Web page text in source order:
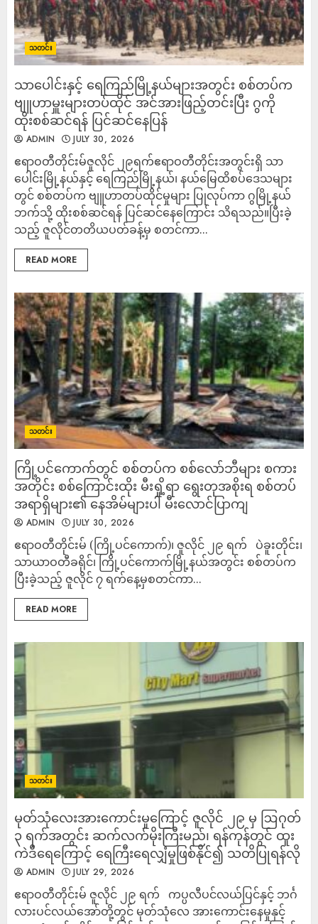
သတင်း
သာပေါင်းနှင့် ရေကြည်မြို့နယ်များအတွင်း စစ်တပ်က
ဗျူဟာမှူးများတပ်ထိုင် အင်အားဖြည့်တင်းပြီး ဂွကို
ထိုးစစ်ဆင်ရန် ပြင်ဆင်နေပြန်
ADMIN JULY 30, 2026
‎ဧရာဝတီတိုင်းမ်‎ဇူလိုင် ၂၉ရက်‎‎ဧရာဝတီတိုင်းအတွင်းရှိ သာ
ပေါင်းမြို့နယ်နှင့် ရေကြည်မြို့နယ်၊ နယ်မြေထိစပ်ဒေသများ
တွင် စစ်တပ်က ဗျူဟာတပ်ထိုင်မှုများ ပြုလုပ်ကာ ဂွမြို့နယ်
ဘက်သို့ ထိုးစစ်ဆင်ရန် ပြင်ဆင်နေကြောင်း သိရသည်။‎‎ပြီးခဲ့
သည့် ဇူလိုင်တတိယပတ်ခန့်မှ စတင်ကာ...
READ MORE
သတင်း
ကြို့ပင်ကောက်တွင် စစ်တပ်က စစ်လော်ဘီများ စကား
အတိုင်း စစ်ကြောင်းထိုး မီးရှို့ရာ ရွေးတုအစိုးရ စစ်တပ်
အရာရှိများ၏ နေအိမ်များပါ မီးလောင်ပြာကျ
ADMIN JULY 30, 2026
ဧရာဝတီတိုင်းမ် (ကြို့ပင်ကောက်)၊ ဇူလိုင် ၂၉ ရက် ပဲခူးတိုင်း၊
သာယာဝတီခရိုင်၊ ကြို့ပင်ကောက်မြို့နယ်အတွင်း စစ်တပ်က
ပြီးခဲ့သည့် ဇူလိုင် ၇ ရက်နေ့မှစတင်ကာ...
READ MORE
သတင်း
မုတ်သုံလေးအားကောင်းမှုကြောင့် ဇူလိုင် ၂၉ မှ ဩဂုတ်
၃ ရက်အတွင်း ဆက်လက်မိုးကြီးမည်၊ ရန်ကုန်တွင် ထူး
ကဲဒီရေကြောင့် ရေကြီးရေလျှံမှုဖြစ်နိုင်၍ သတိပြုရန်လို
ADMIN JULY 29, 2026
ဧရာဝတီတိုင်းမ် ဇူလိုင် ၂၉ ရက် ကပ္ပလီပင်လယ်ပြင်နှင့် ဘင်္ဂ
လားပင်လယ်အော်တို့တွင် မုတ်သုံလေ အားကောင်းနေမှုနှင့်